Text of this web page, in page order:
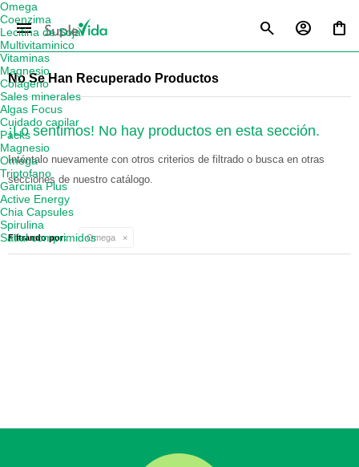
menu
No Se Han Recuperado Productos
¡Lo sentimos! No hay productos en esta sección.
Inténtalo nuevamente con otros criterios de filtrado o busca en otras
secciones de nuestro catálogo.
Filtrando por: Omega
Omega
Coenzima
Lecitina de Soja
Multivitaminico
Vitaminas
Magnesio
Colágeno
Sales minerales
Algas Focus
Cuidado capilar
Packs
Magnesio
Omega
Triptofano
Garcinia Plus
Active Energy
Chia Capsules
Spirulina
Satial comprimidos